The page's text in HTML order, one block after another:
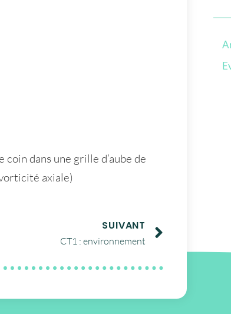
dans une grille d’aube de
axiale)
SUIVANT
CT1 : environnement